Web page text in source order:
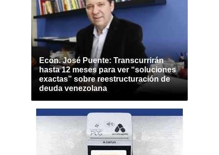
Econ. José Puente: Transcurrirán
hasta 12 meses para ver “soluciones
exactas” sobre reestructuración de
deuda venezolana